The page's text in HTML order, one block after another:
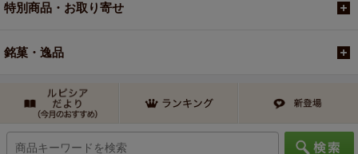
特別商品・お取り寄せ
銘菓・逸品